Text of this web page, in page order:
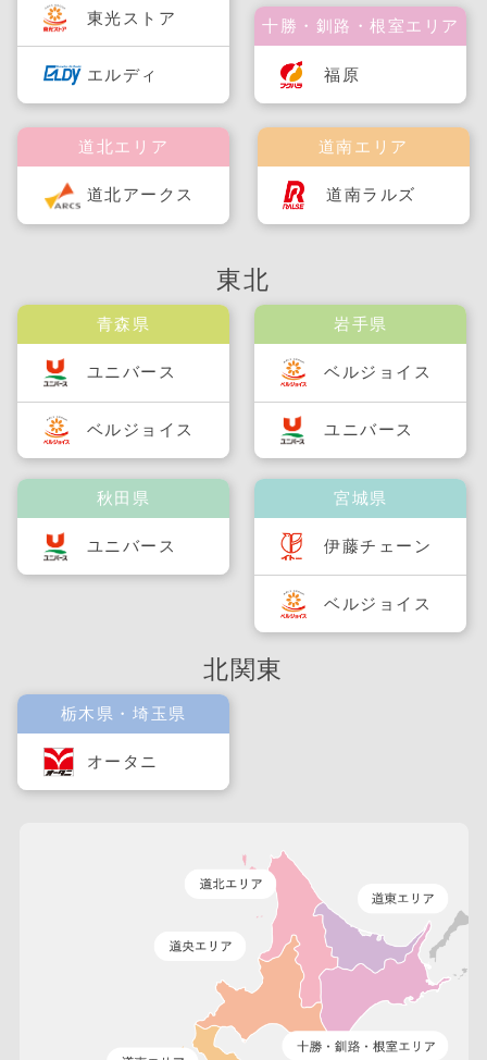
東光ストア
エルディ
道南エリア
道南ラルズ
道北エリア
道北アークス
十勝・釧路・根室エリア
福原
東北
青森県
ユニバース
ベルジョイス
秋田県
ユニバース
岩手県
ベルジョイス
ユニバース
宮城県
伊藤チェーン
ベルジョイス
北関東
栃木県・埼玉県
オータニ